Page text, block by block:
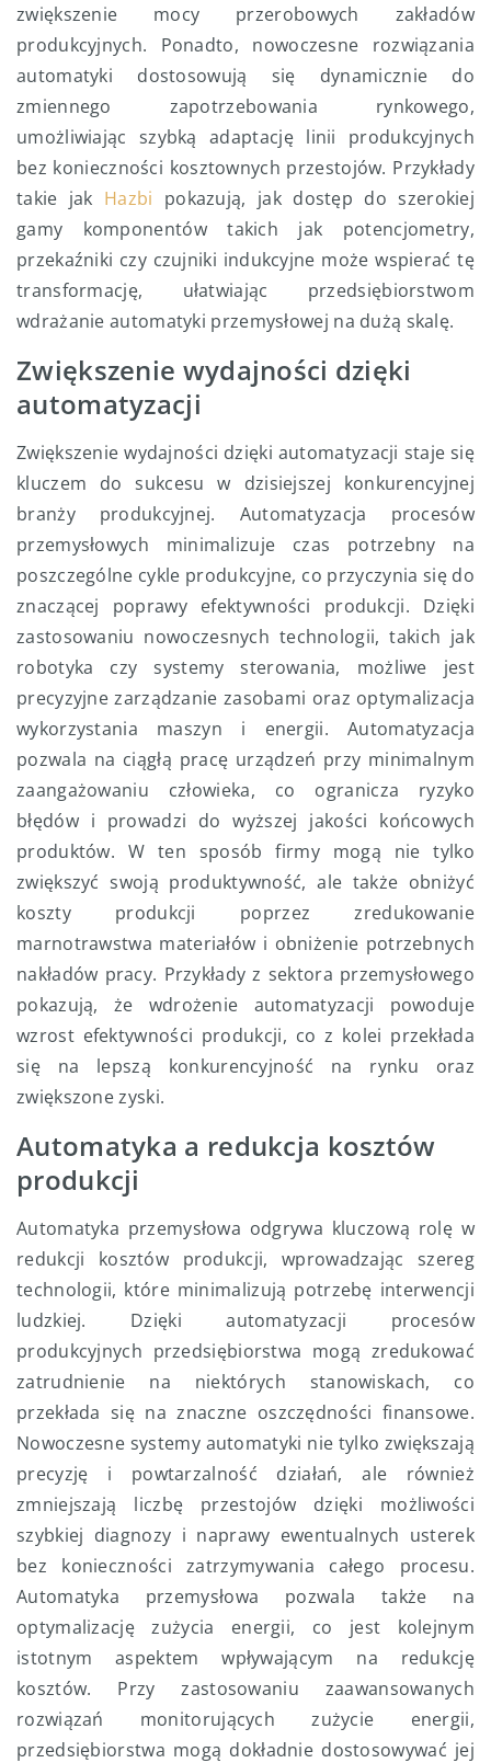
zwiększenie mocy przerobowych zakładów
produkcyjnych. Ponadto, nowoczesne rozwiązania
automatyki dostosowują się dynamicznie do
zmiennego zapotrzebowania rynkowego,
umożliwiając szybką adaptację linii produkcyjnych
bez konieczności kosztownych przestojów. Przykłady
takie jak Hazbi pokazują, jak dostęp do szerokiej
gamy komponentów takich jak potencjometry,
przekaźniki czy czujniki indukcyjne może wspierać tę
transformację, ułatwiając przedsiębiorstwom
wdrażanie automatyki przemysłowej na dużą skalę.
Zwiększenie wydajności dzięki
automatyzacji
Zwiększenie wydajności dzięki automatyzacji staje się
kluczem do sukcesu w dzisiejszej konkurencyjnej
branży produkcyjnej. Automatyzacja procesów
przemysłowych minimalizuje czas potrzebny na
poszczególne cykle produkcyjne, co przyczynia się do
znaczącej poprawy efektywności produkcji. Dzięki
zastosowaniu nowoczesnych technologii, takich jak
robotyka czy systemy sterowania, możliwe jest
precyzyjne zarządzanie zasobami oraz optymalizacja
wykorzystania maszyn i energii. Automatyzacja
pozwala na ciągłą pracę urządzeń przy minimalnym
zaangażowaniu człowieka, co ogranicza ryzyko
błędów i prowadzi do wyższej jakości końcowych
produktów. W ten sposób firmy mogą nie tylko
zwiększyć swoją produktywność, ale także obniżyć
koszty produkcji poprzez zredukowanie
marnotrawstwa materiałów i obniżenie potrzebnych
nakładów pracy. Przykłady z sektora przemysłowego
pokazują, że wdrożenie automatyzacji powoduje
wzrost efektywności produkcji, co z kolei przekłada
się na lepszą konkurencyjność na rynku oraz
zwiększone zyski.
Automatyka a redukcja kosztów
produkcji
Automatyka przemysłowa odgrywa kluczową rolę w
redukcji kosztów produkcji, wprowadzając szereg
technologii, które minimalizują potrzebę interwencji
ludzkiej. Dzięki automatyzacji procesów
produkcyjnych przedsiębiorstwa mogą zredukować
zatrudnienie na niektórych stanowiskach, co
przekłada się na znaczne oszczędności finansowe.
Nowoczesne systemy automatyki nie tylko zwiększają
precyzję i powtarzalność działań, ale również
zmniejszają liczbę przestojów dzięki możliwości
szybkiej diagnozy i naprawy ewentualnych usterek
bez konieczności zatrzymywania całego procesu.
Automatyka przemysłowa pozwala także na
optymalizację zużycia energii, co jest kolejnym
istotnym aspektem wpływającym na redukcję
kosztów. Przy zastosowaniu zaawansowanych
rozwiązań monitorujących zużycie energii,
przedsiębiorstwa mogą dokładnie dostosowywać jej